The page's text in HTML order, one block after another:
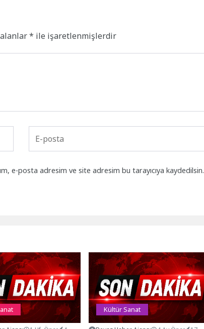
* ile işaretlenmişlerdir
e-posta adresim ve site adresim bu tarayıcıya kaydedilsin.
Kültür Sanat